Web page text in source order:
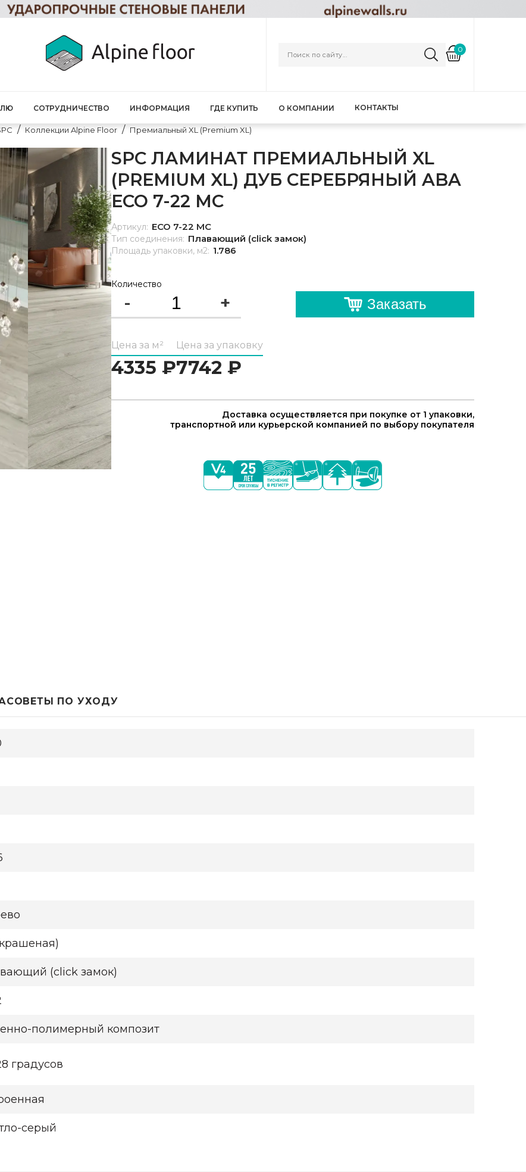
0
СОТРУДНИЧЕСТВО ИНФОРМАЦИЯ ГДЕ КУПИТЬ О КОМПАНИИ КОНТАКТЫ
Коллекции Alpine Floor Премиальный XL (Premium XL)
SPC ЛАМИНАТ ПРЕМИАЛЬНЫЙ XL
(PREMIUM XL) ДУБ СЕРЕБРЯНЫЙ ABA
ECO 7-22 MC
Артикул: ECO 7-22 MC
Тип соединения: Плавающий (click замок)
Площадь упаковки, м2: 1.786
Количество
- + Заказать
Цена за м²
4335 ₽
Цена за упаковку
7742 ₽
Доставка осуществляется при покупке от 1 упаковки,
транспортной или курьерской компанией по выбору покупателя
СОВЕТЫ ПО УХОДУ
(click замок)
полимерный композит
градусов
серый